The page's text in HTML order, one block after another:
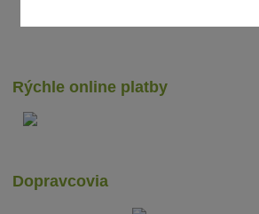
Rýchle online platby
Dopravcovia